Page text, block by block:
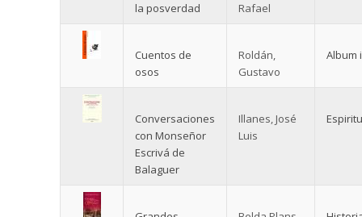
la posverdad
Rafael
Cuentos de
osos
Roldán,
Gustavo
Album
Conversaciones
con Monseñor
Escrivá de
Balaguer
Illanes, José
Luis